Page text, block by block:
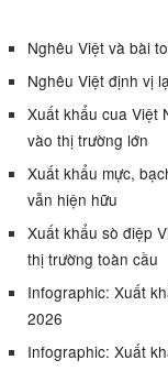
Nghêu Việt và bài
Nghêu Việt định vị
Xuất khẩu cua Việt
vào thị trường lớn
Xuất khẩu mực,
vẫn hiện hữu
Xuất khẩu sò điệp
thị trường toàn cầu
Infographic: Xuất
2026
Infographic: Xuất